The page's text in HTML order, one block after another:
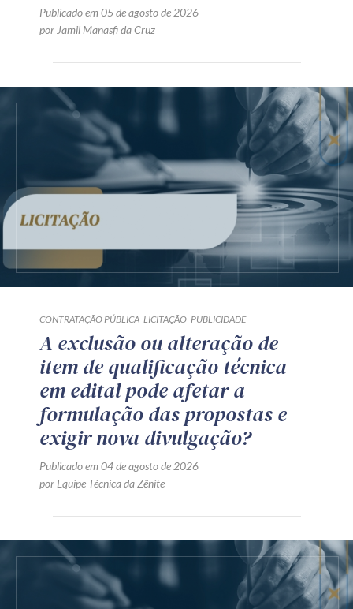
Publicado em 05 de agosto de 2026
por Jamil Manasfi da Cruz
CONTRATAÇÃO PÚBLICA LICITAÇÃO PUBLICIDADE
A exclusão ou alteração de
item de qualificação técnica
em edital pode afetar a
formulação das propostas e
exigir nova divulgação?
Publicado em 04 de agosto de 2026
por Equipe Técnica da Zênite